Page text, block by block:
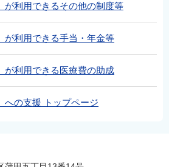
が利用できるその他の制度等
が利用できる手当・年金等
が利用できる医療費の助成
への支援 トップページ